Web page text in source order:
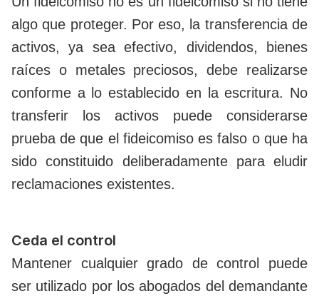
algo que proteger. Por eso, la transferencia de
activos, ya sea efectivo, dividendos, bienes
raíces o metales preciosos, debe realizarse
conforme a lo establecido en la escritura. No
transferir los activos puede considerarse
prueba de que el fideicomiso es falso o que ha
sido constituido deliberadamente para eludir
reclamaciones existentes.
Ceda el control
Mantener cualquier grado de control puede
ser utilizado por los abogados del demandante